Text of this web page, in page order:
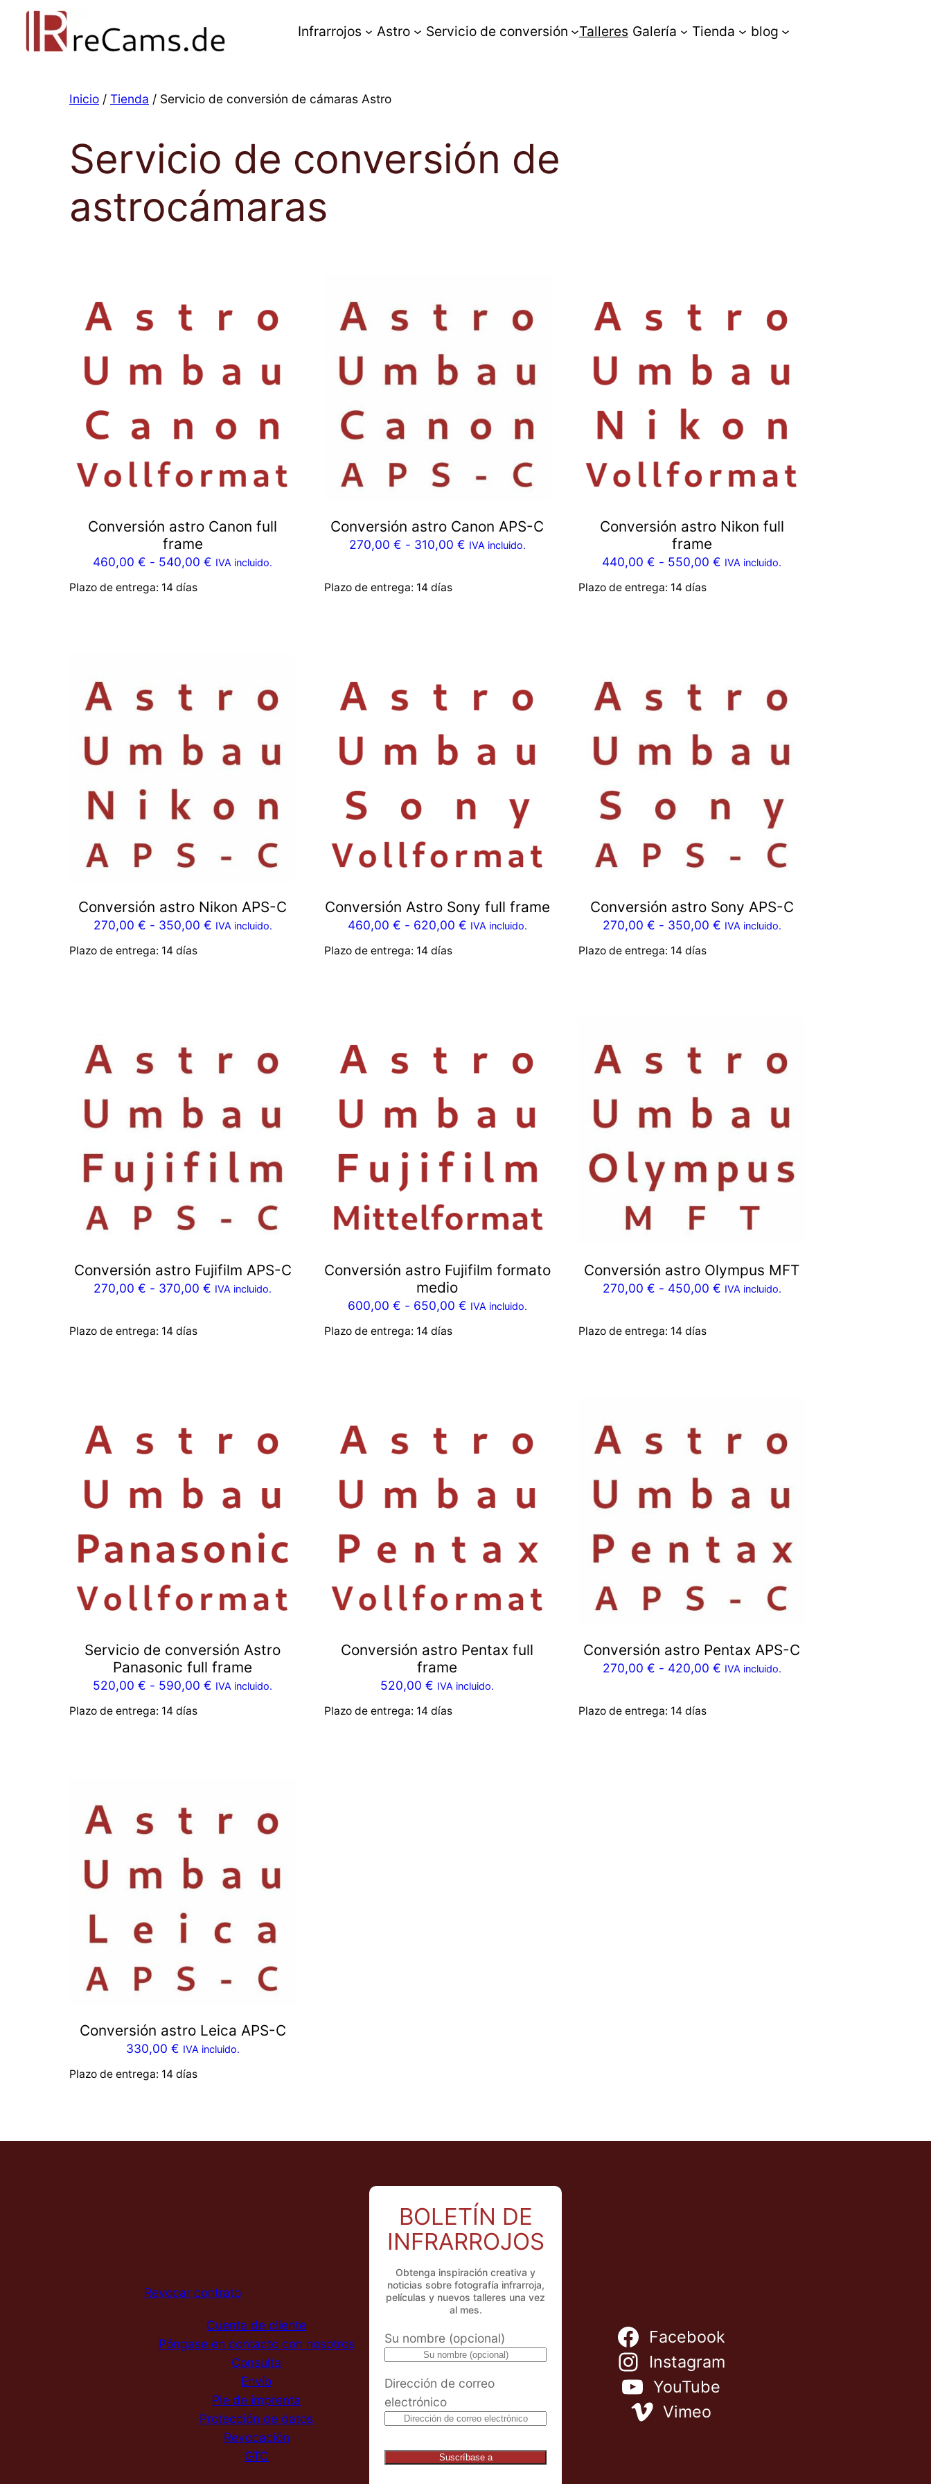
Saltar
contenido
Infrarrojos Astro Servicio de conversión Talleres Galería Tienda blog
Inicio / Tienda / Servicio de conversión de cámaras Astro
Servicio de conversión de
astrocámaras
Conversión astro Canon full
frame
460,00€ - 540,00€ IVA incluido.
Plazo de entrega: 14 días
Conversión astro Canon APS-C
270,00 € - 310,00 € IVA incluido.
Plazo de entrega: 14 días
Conversión astro Nikon full
frame
440,00€ - 550,00€ IVA incluido.
Plazo de entrega: 14 días
Conversión astro Nikon APS-C
270,00 € - 350,00 € IVA incluido.
Plazo de entrega: 14 días
Conversión Astro Sony full frame
460,00 € - 620,00 € IVA incluido.
Plazo de entrega: 14 días
Conversión astro Sony APS-C
270,00 € - 350,00 € IVA incluido.
Plazo de entrega: 14 días
Conversión astro Fujifilm APS-C
270,00€ - 370,00€ IVA incluido.
Plazo de entrega: 14 días
Conversión astro Fujifilm formato
medio
600,00 € - 650,00 € IVA incluido.
Plazo de entrega: 14 días
Conversión astro Olympus MFT
270,00 € - 450,00 € IVA incluido.
Plazo de entrega: 14 días
Servicio de conversión Astro
Panasonic full frame
520,00€ - 590,00€ IVA incluido.
Plazo de entrega: 14 días
Conversión astro Pentax full
frame
520,00€ IVA incluido.
Plazo de entrega: 14 días
Conversión astro Pentax APS-C
270,00 € - 420,00 € IVA incluido.
Plazo de entrega: 14 días
Conversión astro Leica APS-C
330,00 € IVA incluido.
Plazo de entrega: 14 días
Revocar contrato
Cuenta de cliente
Póngase en contacto con nosotros
Consulta
Envío
Pie de imprenta
Protección de datos
Revocación
GTC
BOLETÍN DE
INFRARROJOS
Obtenga inspiración creativa y
noticias sobre fotografía infrarroja,
películas y nuevos talleres una vez
al mes.
Su nombre (opcional)
Dirección de correo
electrónico
Facebook
Instagram
YouTube
Vimeo